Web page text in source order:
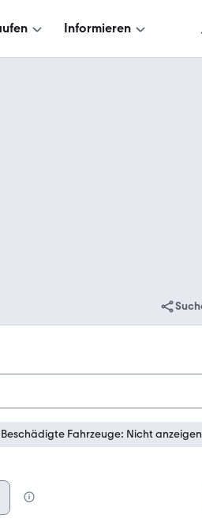
Informieren
Beschädigte Fahrzeuge: Nicht anzeigen